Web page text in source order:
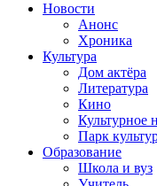
Новости
Анонс
Хроника
Культура
Дом актёра
Литература
Кино
Культурное
Парк
Образование
Школа и вуз